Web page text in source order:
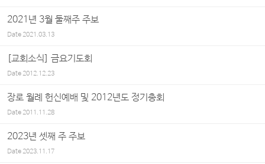
2021년 3월 둘째주 주보
Date2021.03.13
[교회소식] 금요기도회
Date2012.12.23
장로 월례 헌신예배 및 2012년도 정기총회
Date2011.11.28
2023년 셋째 주 주보
Date2023.11.17